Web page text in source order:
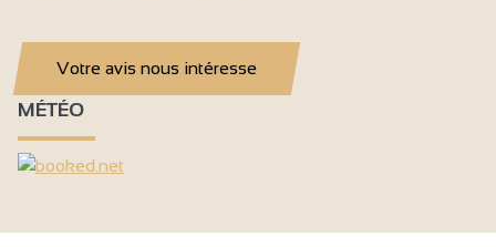
Votre avis nous intéresse
MÉTÉO